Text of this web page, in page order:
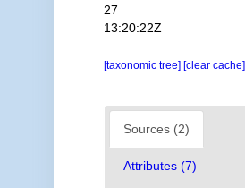
27
13:20:22Z
[taxonomic tree] [clear cache]
Sources (2)
Attributes (7)